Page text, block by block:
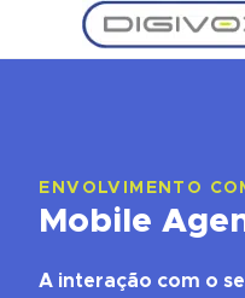
ENVOLVIMENTO
Mobile
A interação com o